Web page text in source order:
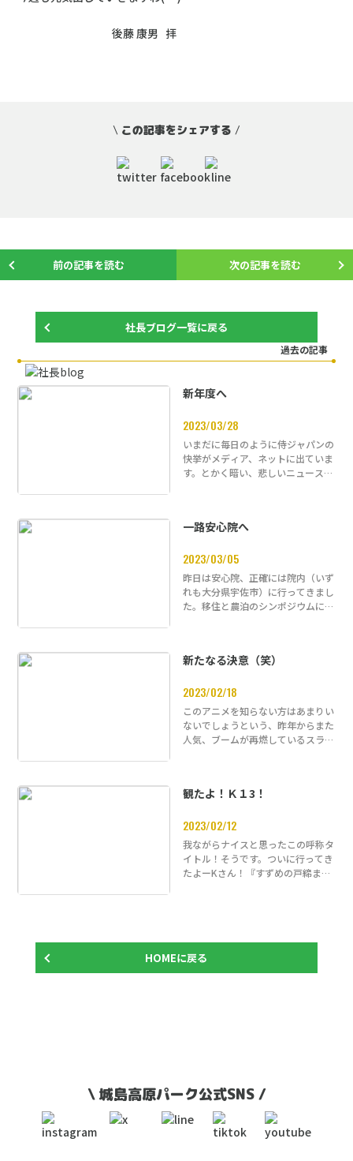
後藤 康男 拝
\ この記事をシェアする /
前の記事を読む 次の記事を読む
社長ブログ一覧に戻る
過去の記事
新年度へ
2023/03/28
いまだに毎日のように侍ジャパンの
快挙がメディア、ネットに出ていま
す。とかく暗い、悲しいニュースが
一路安心院へ
2023/03/05
昨日は安心院、正確には院内（いず
れも大分県宇佐市）に行ってきまし
た。移住と農泊のシンポジウムに来
新たなる決意（笑）
2023/02/18
このアニメを知らない方はあまりい
ないでしょうという、昨年からまた
人気、ブームが再燃しているスラダ
観たよ！Ｋ１3！
2023/02/12
我ながらナイスと思ったこの呼称タ
イトル！そうです。ついに行ってき
たよーKさん！『すずめの戸締ま
HOMEに戻る
\ 城島高原パーク公式SNS /